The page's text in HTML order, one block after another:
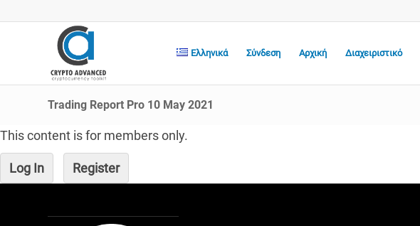
Ελληνικά Σύνδεση Αρχική Διαχειριστικό
Trading Report Pro 10 May 2021
This content is for members only.
Log In Register